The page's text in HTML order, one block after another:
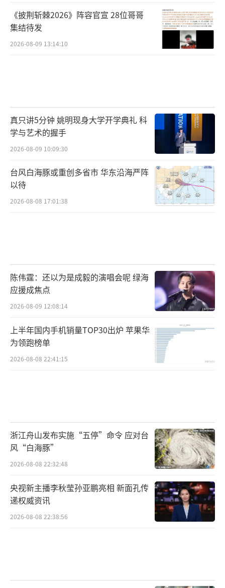
《披荆斩棘2026》阵容官宣 28位哥哥
集结待发
2026-08-09 13:14:10
真只讲5分钟 姚明现身大学开学典礼 科
学与艺术的握手
2026-08-09 10:09:30
台风白海豚或重创多省市 华东沿海严阵
以待
2026-08-08 17:01:38
陈伟霆：还以为是成毅的演唱会呢 绿海
应援成焦点
2026-08-09 12:08:14
上半年国内手机销量TOP30出炉 苹果华
为领跑榜单
2026-08-08 22:41:15
浙江舟山发布实施“五停”命令 应对台
风“白海豚”
2026-08-08 22:32:48
央视新主播李秋莹孙亚鹏亮相 新面孔传
递权威资讯
2026-08-08 22:38:56